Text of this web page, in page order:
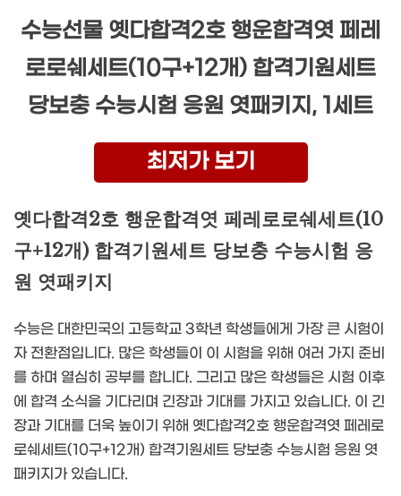
수능선물 옛다합격2호 행운합격엿 페레
로로쉐세트(10구+12개) 합격기원세트
당보충 수능시험 응원 엿패키지, 1세트
최저가 보기
옛다합격2호 행운합격엿 페레로로쉐세트(10
구+12개) 합격기원세트 당보충 수능시험 응
원 엿패키지
수능은 대한민국의 고등학교 3학년 학생들에게 가장 큰 시험이
자 전환점입니다. 많은 학생들이 이 시험을 위해 여러 가지 준비
를 하며 열심히 공부를 합니다. 그리고 많은 학생들은 시험 이후
에 합격 소식을 기다리며 긴장과 기대를 가지고 있습니다. 이 긴
장과 기대를 더욱 높이기 위해 옛다합격2호 행운합격엿 페레로
로쉐세트(10구+12개) 합격기원세트 당보충 수능시험 응원 엿
패키지가 있습니다.